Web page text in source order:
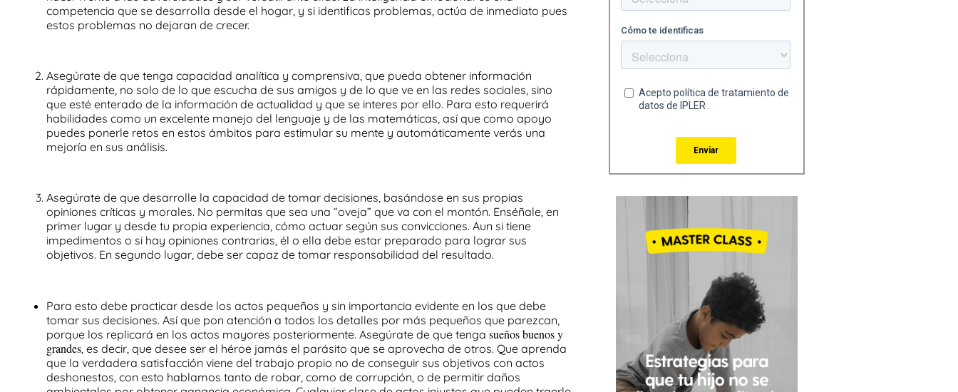
competencia que se desarrolla desde el hogar, y si identificas problemas, actúa de inmediato pues
estos problemas no dejaran de crecer.
Asegúrate de que tenga capacidad analítica y comprensiva , que pueda obtener información
rápidamente, no solo de lo que escucha de sus amigos y de lo que ve en las redes sociales, sino
que esté enterado de la información de actualidad y que se interes por ello. Para esto requerirá
habilidades como un excelente manejo del lenguaje y de las matemáticas , así que como apoyo
puedes ponerle retos en estos ámbitos para estimular su mente y automáticamente verás una
mejoría en sus análisis.
Asegúrate de que desarrolle la capacidad de tomar decisiones , basándose en sus propias
opiniones críticas y morales. No permitas que sea una “oveja” que va con el montón. Enséñale, en
primer lugar y desde tu propia experiencia, cómo actuar según sus convicciones. Aun si tiene
impedimentos o si hay opiniones contrarias, él o ella debe estar preparado para lograr sus
objetivos. En segundo lugar, debe ser capaz de tomar responsabilidad del resultado.
Para esto debe practicar desde los actos pequeños y sin importancia evidente en los que debe
tomar sus decisiones. Así que pon atención a todos los detalles por más pequeños que parezcan,
porque los replicará en los actos mayores posteriormente. Asegúrate de que tenga sueños buenos y
grandes, es decir, que desee ser el héroe jamás el parásito que se aprovecha de otros. Que aprenda
que la verdadera satisfacción viene del trabajo propio no de conseguir sus objetivos con actos
deshonestos, con esto hablamos tanto de robar, como de corrupción, o de permitir daños